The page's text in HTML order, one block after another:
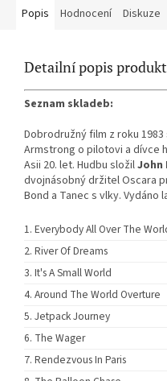
Popis Hodnocení Diskuze
Detailní popis
Seznam skladeb:
Dobrodružný film z roku
Armstrong o pilotovi a dívce
Asii 20. let. Hudbu složilJohn
dvojnásobný držitel Oscara
Bond a Tanec s vlky. Vydáno
Everybody All Over The
River Of Dreams
It's A Small World
Around The World Overture
Jetpack Journey
The Wager
Rendezvous In Paris